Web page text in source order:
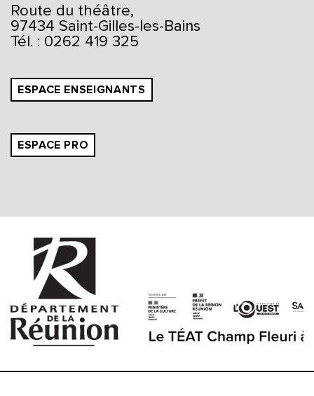
Route du théâtre,
97434 Saint-Gilles-les-Bains
Tél. : 0262 419 325
ESPACE ENSEIGNANTS
ESPACE PRO